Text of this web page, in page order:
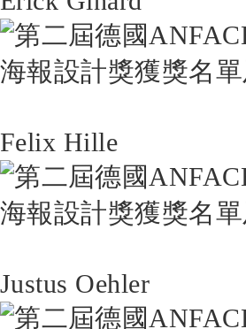
Felix Hille
Justus Oehler